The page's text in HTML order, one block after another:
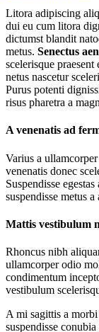
Litora adipiscing
dui eu cum litora
dictumst blandit
metus. Senectus
scelerisque praesent
netus nascetur
Purus potenti
risus pharetra a
A venenatis ad
Varius a
venenatis donec
Suspendisse
suspendisse metus
Mattis vestibulum
Rhoncus nibh
ullamcorper odio
condimentum
vestibulum
A mi sagittis a
suspendisse